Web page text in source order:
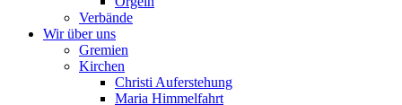
Verbände
Wir über uns
Gremien
Kirchen
Christi Auferstehung
Maria Himmelfahrt